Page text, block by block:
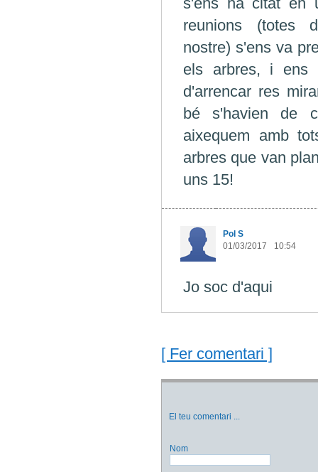
reunions (totes
nostre) s'ens va
els arbres, i ens
d'arrencar res
bé s'havien de
aixequem amb
arbres que van
uns 15!
Pol S
01/03/2017
10:54
Jo soc d'aqui
[ Fer comentari ]
El teu comentari ...
Nom